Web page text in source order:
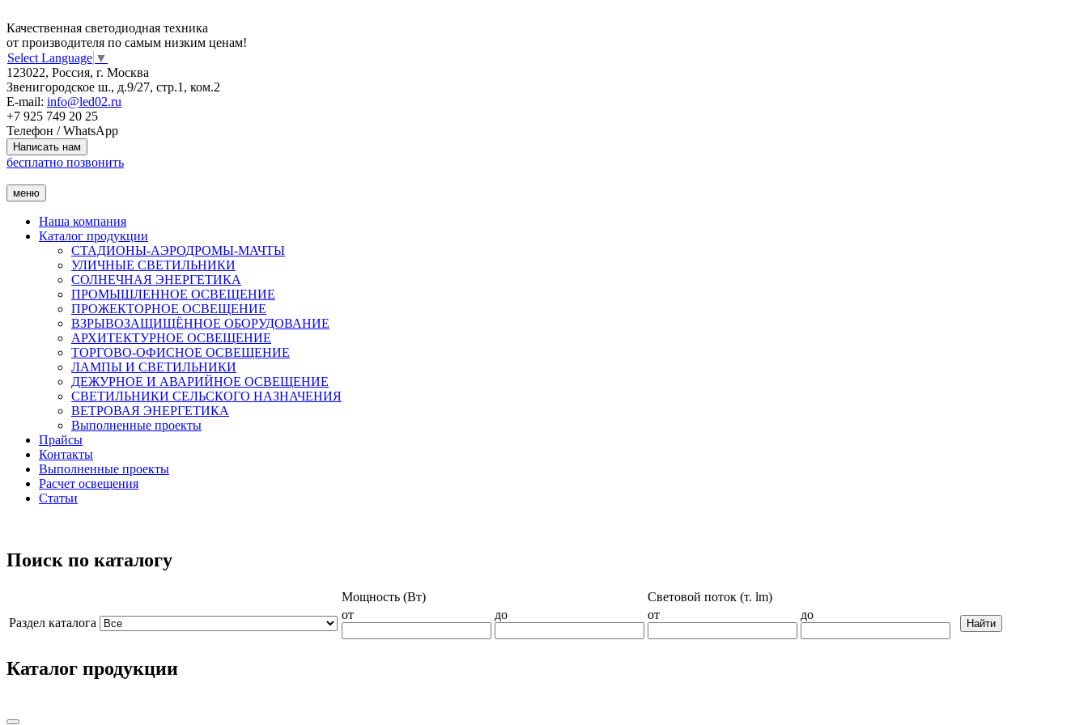
Качественная светодиодная техника
от производителя по самым низким ценам!
Select Language ▼
123022, Россия, г. Москва
Звенигородское ш., д.9/27, стр.1, ком.2
E-mail: info@led02.ru
+7 925 749 20 25
Телефон / WhatsApp
бесплатно позвонить
меню
Наша компания
Каталог продукции
СТАДИОНЫ-АЭРОДРОМЫ-МАЧТЫ
УЛИЧНЫЕ СВЕТИЛЬНИКИ
СОЛНЕЧНАЯ ЭНЕРГЕТИКА
ПРОМЫШЛЕННОЕ ОСВЕЩЕНИЕ
ПРОЖЕКТОРНОЕ ОСВЕЩЕНИЕ
ВЗРЫВОЗАЩИЩЁННОЕ ОБОРУДОВАНИЕ
АРХИТЕКТУРНОЕ ОСВЕЩЕНИЕ
ТОРГОВО-ОФИСНОЕ ОСВЕЩЕНИЕ
ЛАМПЫ И СВЕТИЛЬНИКИ
ДЕЖУРНОЕ И АВАРИЙНОЕ ОСВЕЩЕНИЕ
СВЕТИЛЬНИКИ СЕЛЬСКОГО НАЗНАЧЕНИЯ
ВЕТРОВАЯ ЭНЕРГЕТИКА
Выполненные проекты
Прайсы
Контакты
Выполненные проекты
Расчет освещения
Статьи
Поиск по каталогу
Мощность (Вт)
Световой поток (т. lm)
Раздел каталога
от до от до
Каталог продукции